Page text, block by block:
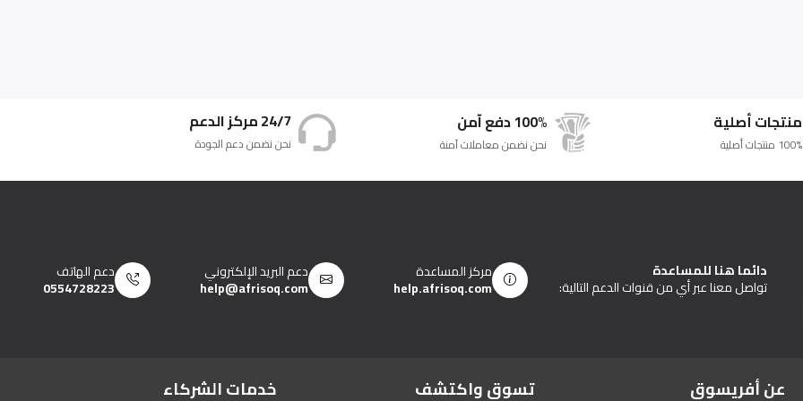
منتجات أصلية
100% منتجات أصلية
100% دفع آمن
نحن نضمن معاملات آمنة
24/7 مركز الدعم
نحن نضمن دعم الجودة
دائما هنا للمساعدة
تواصل معنا عبر أي من قنوات الدعم التالية:
مركز المساعدة
help.afrisoq.com
دعم البريد الإلكتروني
help@afrisoq.com
دعم الهاتف
0554728223
عن أفريسوق تسوق واكتشف خدمات الشركاء